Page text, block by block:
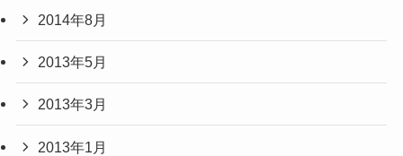
2014年8月
2013年5月
2013年3月
2013年1月